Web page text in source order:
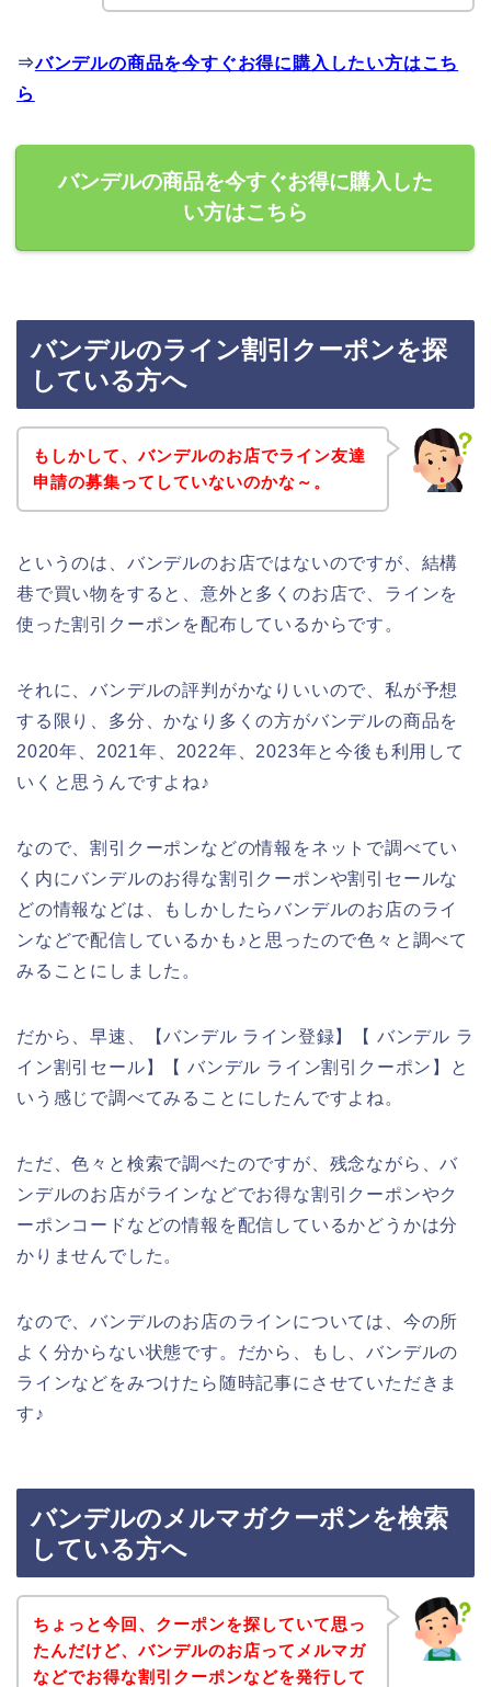
⇒バンデルの商品を今すぐお得に購入したい方はこち
ら
バンデルの商品を今すぐお得に購入した
い方はこちら
バンデルのライン割引クーポンを探
している方へ
もしかして、バンデルのお店でライン友達
申請の募集ってしていないのかな～。
というのは、バンデルのお店ではないのですが、結構
巷で買い物をすると、意外と多くのお店で、ラインを
使った割引クーポンを配布しているからです。
それに、バンデルの評判がかなりいいので、私が予想
する限り、多分、かなり多くの方がバンデルの商品を
2020年、2021年、2022年、2023年と今後も利用して
いくと思うんですよね♪
なので、割引クーポンなどの情報をネットで調べてい
く内にバンデルのお得な割引クーポンや割引セールな
どの情報などは、もしかしたらバンデルのお店のライ
ンなどで配信しているかも♪と思ったので色々と調べて
みることにしました。
だから、早速、【バンデル ライン登録】【 バンデル ラ
イン割引セール】【 バンデル ライン割引クーポン】と
いう感じで調べてみることにしたんですよね。
ただ、色々と検索で調べたのですが、残念ながら、バ
ンデルのお店がラインなどでお得な割引クーポンやク
ーポンコードなどの情報を配信しているかどうかは分
かりませんでした。
なので、バンデルのお店のラインについては、今の所
よく分からない状態です。だから、もし、バンデルの
ラインなどをみつけたら随時記事にさせていただきま
す♪
バンデルのメルマガクーポンを検索
している方へ
ちょっと今回、クーポンを探していて思っ
たんだけど、バンデルのお店ってメルマガ
などでお得な割引クーポンなどを発行して